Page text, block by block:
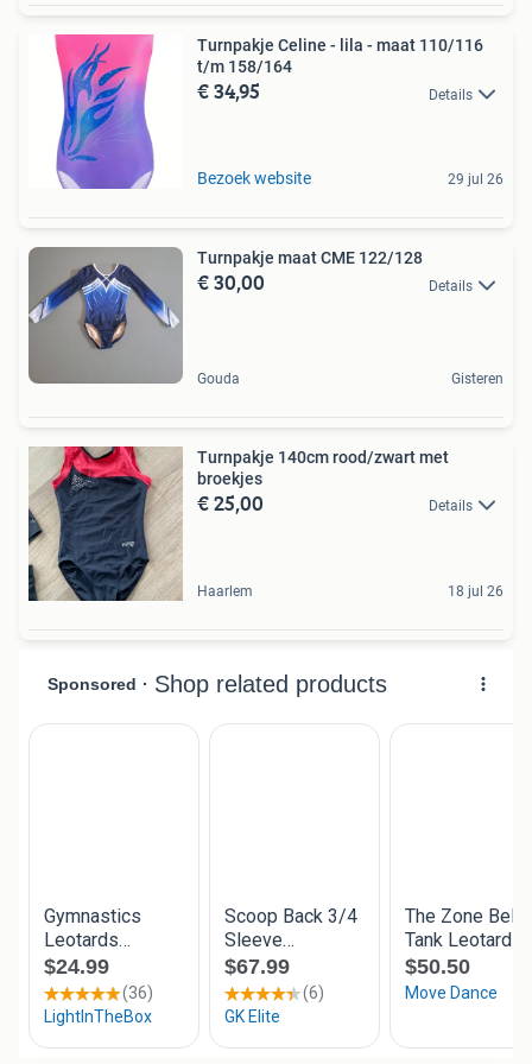
Turnpakje Celine - lila - maat 110/116
t/m 158/164
€ 34,95 Details
Bezoek website 29 jul 26
Turnpakje maat CME 122/128
€ 30,00 Details
Gouda Gisteren
Turnpakje 140cm rood/zwart met
broekjes
€ 25,00 Details
Haarlem 18 jul 26